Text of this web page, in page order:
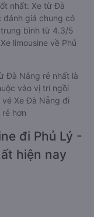
nhất: Xe từ Đà
đánh giá chung có
bình từ 4.3/5
limousine về Phủ
Đà Nẵng rẻ nhất là
vào vị trí ngồi
Xe Đà Nẵng đi
hơn
đi Phủ Lý -
hiện nay